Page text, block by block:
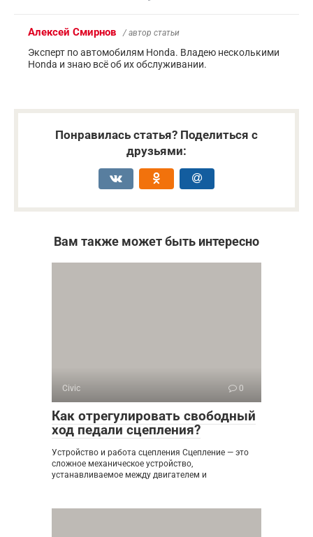
Алексей Смирнов / автор статьи
Эксперт по автомобилям Honda. Владею несколькими
Honda и знаю всё об их обслуживании.
Понравилась статья? Поделиться с
друзьями:
Вам также может быть интересно
Civic 0
Как отрегулировать свободный
ход педали сцепления?
Устройство и работа сцепления Сцепление — это
сложное механическое устройство,
устанавливаемое между двигателем и